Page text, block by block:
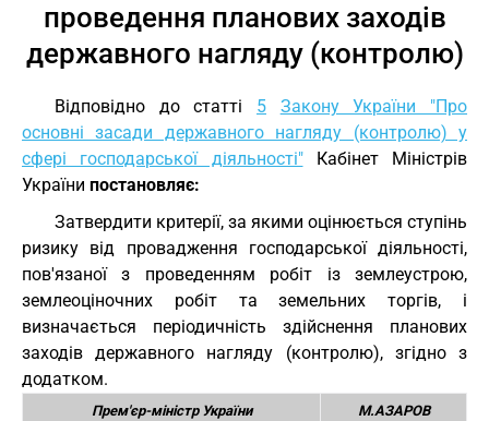
проведення планових заходів
державного нагляду (контролю)
Відповідно до статті 5
Закону України "Про
основні засади державного нагляду (контролю) у
сфері господарської діяльності"Кабінет Міністрів
України постановляє:
Затвердити критерії, за якими оцінюється ступінь
ризику від провадження господарської діяльності,
пов'язаної з проведенням робіт із землеустрою,
землеоціночних робіт та земельних торгів, і
визначається періодичність здійснення планових
заходів державного нагляду (контролю), згідно з
додатком.
Прем'єр-міністр України М.АЗАРОВ